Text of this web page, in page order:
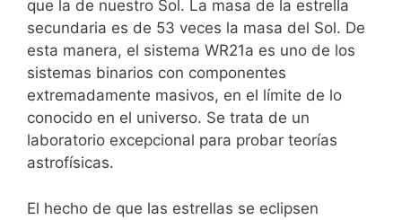
que la de nuestro Sol. La masa de la estrella
secundaria es de 53 veces la masa del Sol. De
esta manera, el sistema WR21a es uno de los
sistemas binarios con componentes
extremadamente masivos, en el límite de lo
conocido en el universo. Se trata de un
laboratorio excepcional para probar teorías
astrofísicas.
El hecho de que las estrellas se eclipsen